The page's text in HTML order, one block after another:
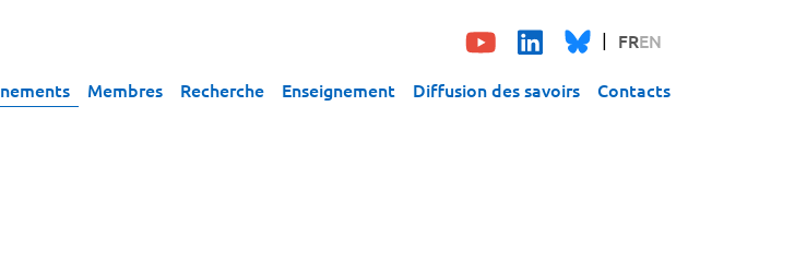
FREN
Membres Recherche Enseignement Diffusion des savoirs Contacts